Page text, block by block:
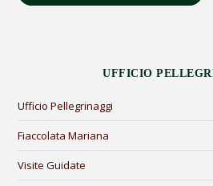
UFFICIO
Ufficio Pellegrinaggi
Fiaccolata Mariana
Visite Guidate